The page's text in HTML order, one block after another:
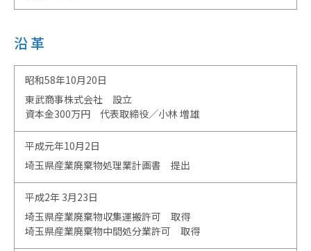
沿革
昭和58年10月20日
東武商事株式会社 設立
資本金300万円 代表取締役／小林 増雄
平成元年10月2日
埼玉県産業廃棄物処理業計画書 提出
平成2年 3月23日
埼玉県産業廃棄物収集運搬許可 取得
埼玉県産業廃棄物中間処分業許可 取得